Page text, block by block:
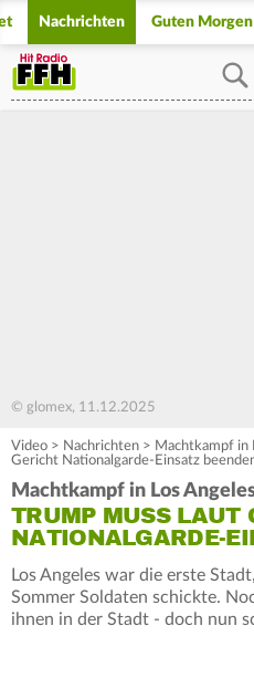
Nachrichten Guten
© glomex, 11.12.2025
Video > Nachrichten > Machtkampf in
Gericht Nationalgarde-Einsatz
Machtkampf in Los
TRUMP MUSS LAUT
NATIONALGARDE-
Los Angeles war die erste
Sommer Soldaten schickte.
ihnen in der Stadt - doch nun